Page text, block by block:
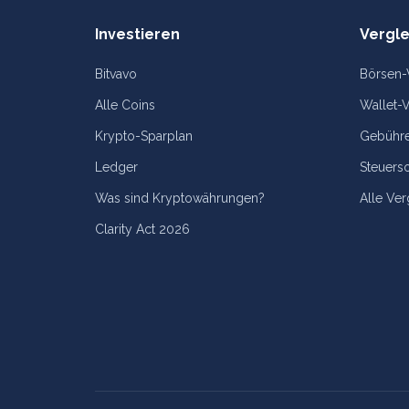
Investieren
Bitvavo
Alle Coins
Krypto-Sparplan
Ledger
Was sind Kryptowährungen?
Clarity Act 2026
Wallet-
Alle